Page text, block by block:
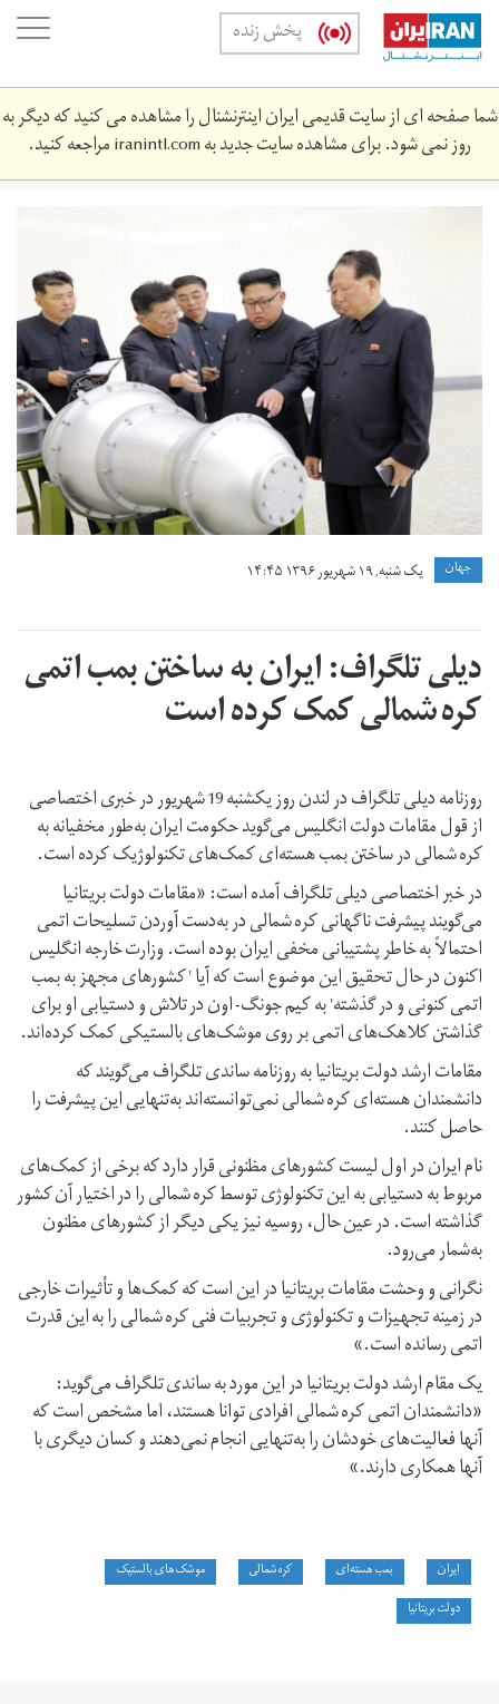
Skip
main
content
پخش زنده
شما صفحه ای از سایت قدیمی ایران اینترنشنال را مشاهده می کنید که دیگر به
روز نمی شود. برای مشاهده سایت جدید بهiranintl.comمراجعه کنید.
234270e3-
4a0e-
9385-
19a8f257ff0e.jpg
جهان یک شنبه, ۱۹ شهریور ۱۳۹۶ ۱۴:۴۵
دیلی تلگراف: ایران به ساختن بمب اتمی
کره شمالی کمک کرده است
روزنامه دیلی تلگراف در لندن روز یکشنبه 19 شهریور در خبری اختصاصی
از قول مقامات دولت انگلیس می‌گوید حکومت ایران به‌طور مخفیانه به
کره شمالی در ساختن بمب هسته‌ای کمک‌های تکنولوژیک کرده است.
در خبر اختصاصی دیلی تلگراف آمده است: «مقامات دولت بریتانیا
می‌گویند پیشرفت ناگهانی کره شمالی در به‌دست آوردن تسلیحات اتمی
احتمالاً به خاطر پشتیبانی مخفی ایران بوده است. وزارت خارجه انگلیس
اکنون در حال تحقیق این موضوع است که آیا ' کشورهای مجهز به بمب
اتمی کنونی و در گذشته' به کیم جونگ- اون در تلاش و دستیابی او برای
گذاشتن کلاهک‌های اتمی بر روی موشک‌های بالستیکی کمک کرده‌اند.
مقامات ارشد دولت بریتانیا به روزنامه ساندی تلگراف می‌گویند که
دانشمندان هسته‌ای کره شمالی نمی‌توانسته‌اند به‌تنهایی این پیشرفت را
حاصل کنند.
نام ایران در اول لیست کشورهای مظنونی قرار دارد که برخی از کمک‌های
مربوط به دستیابی به این تکنولوژی توسط کره شمالی را در اختیار آن کشور
گذاشته است. در عین حال، روسیه نیز یکی دیگر از کشورهای مظنون
به‌شمار می‌رود.
نگرانی و وحشت مقامات بریتانیا در این است که کمک‌ها و تأثیرات خارجی
در زمینه تجهیزات و تکنولوژی و تجربیات فنی کره شمالی را به این قدرت
اتمی رسانده است.»
یک مقام ارشد دولت بریتانیا در این مورد به ساندی تلگراف می‌گوید:
«دانشمندان اتمی کره شمالی افرادی توانا هستند، اما مشخص است که
آنها فعالیت‌های خودشان را به‌تنهایی انجام نمی‌دهند و کسان دیگری با
آنها همکاری دارند.»
ایران بمب هسته‌ای کره شمالی
موشک‌های بالستیک
دولت بریتانیا